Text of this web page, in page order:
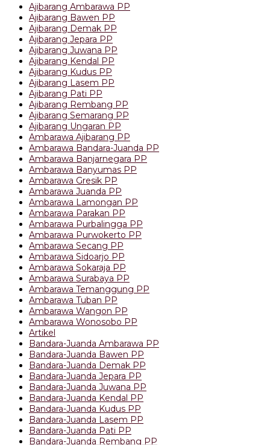
Ajibarang Ambarawa PP
Ajibarang Bawen PP
Ajibarang Demak PP
Ajibarang Jepara PP
Ajibarang Juwana PP
Ajibarang Kendal PP
Ajibarang Kudus PP
Ajibarang Lasem PP
Ajibarang Pati PP
Ajibarang Rembang PP
Ajibarang Semarang PP
Ajibarang Ungaran PP
Ambarawa Ajibarang PP
Ambarawa Bandara-Juanda PP
Ambarawa Banjarnegara PP
Ambarawa Banyumas PP
Ambarawa Gresik PP
Ambarawa Juanda PP
Ambarawa Lamongan PP
Ambarawa Parakan PP
Ambarawa Purbalingga PP
Ambarawa Purwokerto PP
Ambarawa Secang PP
Ambarawa Sidoarjo PP
Ambarawa Sokaraja PP
Ambarawa Surabaya PP
Ambarawa Temanggung PP
Ambarawa Tuban PP
Ambarawa Wangon PP
Ambarawa Wonosobo PP
Artikel
Bandara-Juanda Ambarawa PP
Bandara-Juanda Bawen PP
Bandara-Juanda Demak PP
Bandara-Juanda Jepara PP
Bandara-Juanda Juwana PP
Bandara-Juanda Kendal PP
Bandara-Juanda Kudus PP
Bandara-Juanda Lasem PP
Bandara-Juanda Pati PP
Bandara-Juanda Rembang PP